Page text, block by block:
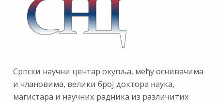
Српски научни центар окупља, међу оснивачима
и члановима, велики број доктора наука,
магистара и научних радника из различитих